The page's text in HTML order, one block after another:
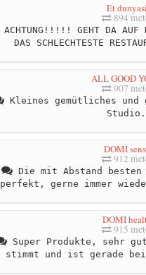
Et dunyasi
894
ACHTUNG!!!!! GEHT DA
DAS SCHLECHTESTE
ALL GOOD
907
Kleines gemütliches und
Studio.
DOMI
912
Die mit Abstand
perfekt, gerne immer
DOMI
915
Super Produkte, sehr
stimmt und ist gerade